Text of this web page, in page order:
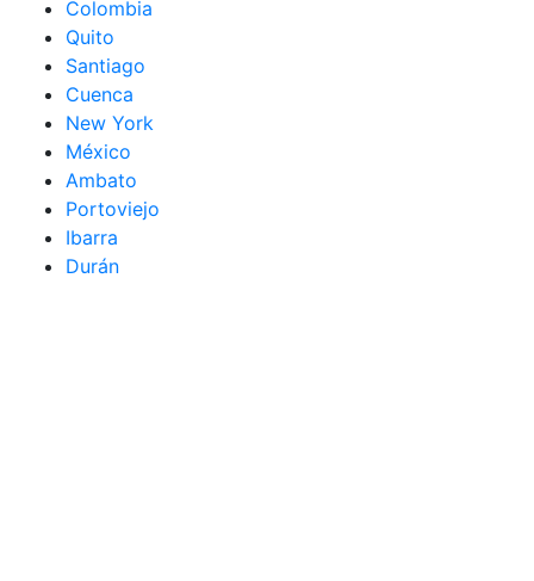
Colombia
Quito
Santiago
Cuenca
New York
México
Ambato
Portoviejo
Ibarra
Durán